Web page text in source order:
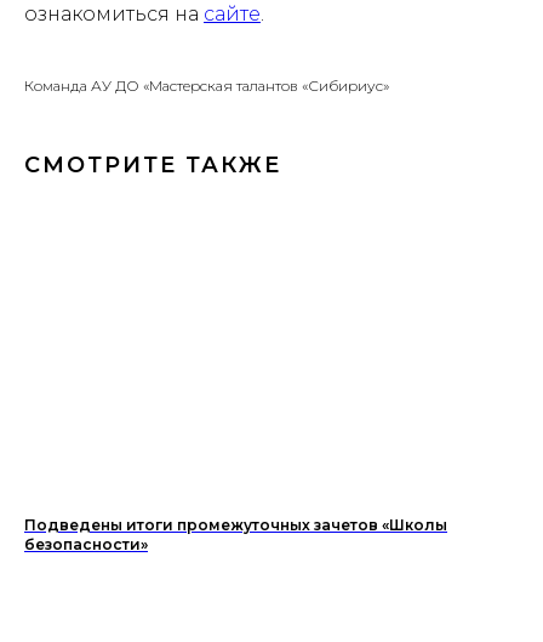
ознакомиться на сайте
Команда АУ ДО «Мастерская талантов «Сибириус»
СМОТРИТЕ ТАКЖЕ
Подведены итоги промежуточных зачетов «Школы
безопасности»